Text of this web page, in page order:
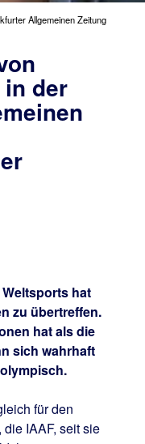
Allgemeinen Zeitung
der
hat
zu übertreffen.
hat als die
sich wahrhaft
für den
IAAF, seit sie